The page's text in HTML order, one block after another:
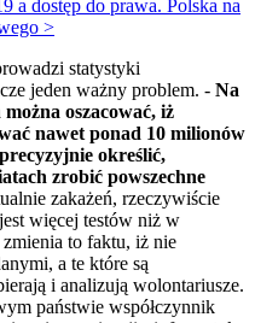
a dostęp do prawa. Polska na
>
statystyki
jeden ważny problem. - Na
oszacować, iż
nawet ponad 10 milionów
określić,
zrobić powszechne
zakażeń, rzeczywiście
więcej testów niż w
to faktu, iż nie
a te które są
i analizują wolontariusze.
państwie współczynnik